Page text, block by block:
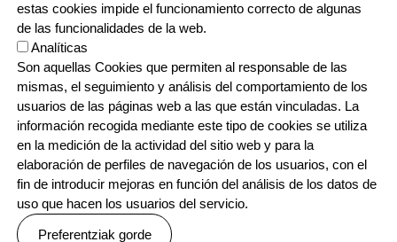
estas cookies impide el funcionamiento correcto de algunas
de las funcionalidades de la web.
Analíticas
Son aquellas Cookies que permiten al responsable de las
mismas, el seguimiento y análisis del comportamiento de los
usuarios de las páginas web a las que están vinculadas. La
información recogida mediante este tipo de cookies se utiliza
en la medición de la actividad del sitio web y para la
elaboración de perfiles de navegación de los usuarios, con el
fin de introducir mejoras en función del análisis de los datos de
uso que hacen los usuarios del servicio.
Preferentziak gorde